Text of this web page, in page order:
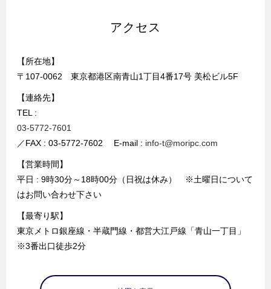
アクセス
【所在地】
〒107-0062 東京都港区南青山1丁目4番17号 美松ビル5F
【連絡先】
TEL :
03-5772-7601
／FAX : 03-5772-7602 E-mail : info-t@moripc.com
【営業時間】
平日 : 9時30分～18時00分（日祝は休み） ※土曜日について
はお問い合わせ下さい
【最寄り駅】
東京メトロ銀座線・半蔵門線・都営大江戸線「青山一丁目」
※3番出口徒歩2分